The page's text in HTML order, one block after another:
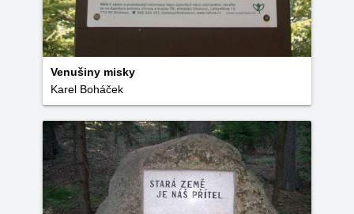
Venušiny misky
Karel Boháček